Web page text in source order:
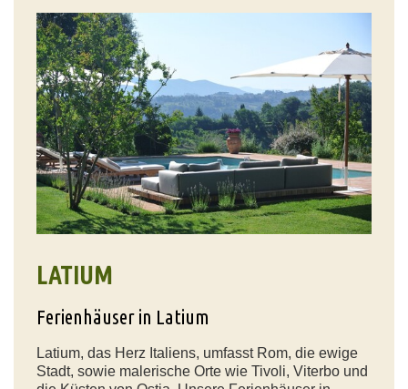
LATIUM
Ferienhäuser in Latium
Latium, das Herz Italiens, umfasst Rom, die ewige
Stadt, sowie malerische Orte wie Tivoli, Viterbo und